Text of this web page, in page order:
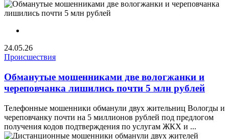
24.05.26
Происшествия
Обманутые мошенниками две вологжанки и
череповчанка лишились почти 5 млн рублей
Телефонные мошенники обманули двух жительниц Вологды и
череповчанку почти на 5 миллионов рублей под предлогом
получения кодов подтверждения по услугам ЖКХ и ...